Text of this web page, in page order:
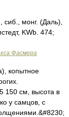
монг. (Даль),
KWb. 474;
Фасмера
копытное
150 см, высота в
у самцов, с